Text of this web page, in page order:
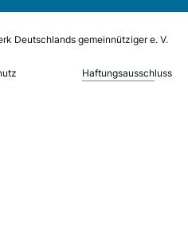
Deutschlands gemeinnütziger e. V.
Haftungsausschluss